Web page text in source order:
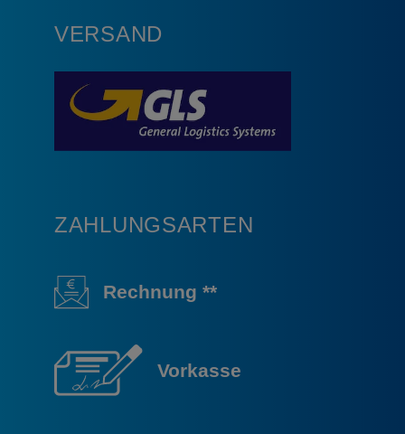
VERSAND
ZAHLUNGSARTEN
Rechnung **
Vorkasse